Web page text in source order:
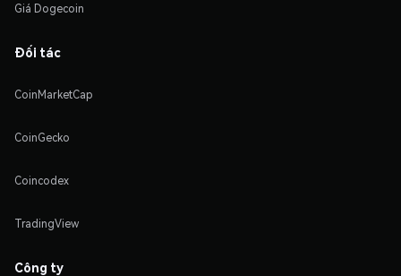
Giá Dogecoin
Đối tác
CoinMarketCap
CoinGecko
Coincodex
TradingView
Công ty